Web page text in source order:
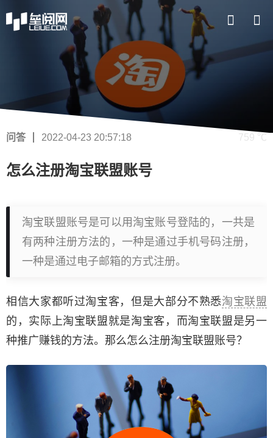
问答 2022-04-23 20:57:18 759 ℃
怎么注册淘宝联盟账号
淘宝联盟账号是可以用淘宝账号登陆的，一共是
有两种注册方法的，一种是通过手机号码注册，
一种是通过电子邮箱的方式注册。
相信大家都听过淘宝客，但是大部分不熟悉淘宝联盟
的，实际上淘宝联盟就是淘宝客，而淘宝联盟是另一
种推广赚钱的方法。那么怎么注册淘宝联盟账号？